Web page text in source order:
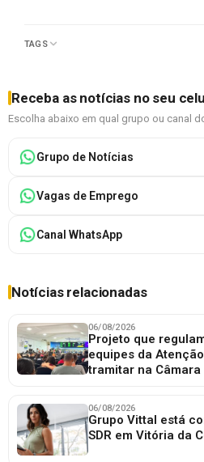
TAGS
Receba as notícias no seu
Escolha abaixo em qual grupo ou canal
Grupo de Notícias
Vagas de Emprego
Canal WhatsApp
Notícias relacionadas
06/08/2026
Projeto que
equipes da
tramitar na Câmara
06/08/2026
Grupo Vittal está
SDR em Vitória da